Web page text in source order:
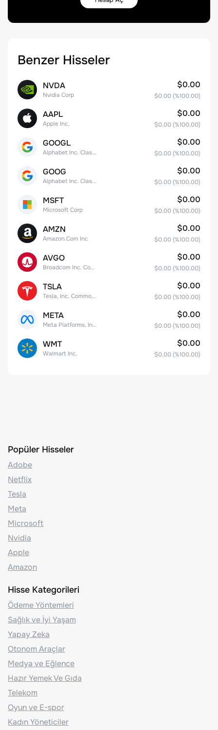
Benzer Hisseler
NVDA
Nvidia Corp
$0.00
$0.00 (%100.00)
AAPL
Apple Inc.
$0.00
$0.00 (%100.00)
GOOGL
Alphabet Inc. Class A Common Stock
$0.00
$0.00 (%100.00)
GOOG
Alphabet Inc. Class C Capital Stock
$0.00
$0.00 (%100.00)
MSFT
Microsoft Corp
$0.00
$0.00 (%100.00)
AMZN
Amazon.Com Inc
$0.00
$0.00 (%100.00)
AVGO
Broadcom Inc. Common Stock
$0.00
$0.00 (%100.00)
TSLA
Tesla, Inc. Common Stock
$0.00
$0.00 (%100.00)
META
Meta Platforms, Inc. Class A Common Stock
$0.00
$0.00 (%100.00)
WMT
Walmart Inc.
$0.00
$0.00 (%100.00)
Popüler Hisseler
Adobe
Netflix
Tesla
Meta
Microsoft
Nvidia
Apple
Amazon
Hisse Kategorileri
Ödeme Yöntemleri
Sağlık ve İyi Yaşam
Yapay Zeka
Otonom Araçlar
Medya ve Eğlence
Hazır Yemek Ve Gıda
Telekom
Oyun ve E-spor
Kadın Yöneticiler